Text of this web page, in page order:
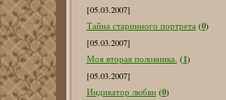
[05.03.2007]
Тайна старинного портрета (0)
[05.03.2007]
Моя вторая половинка. (1)
[05.03.2007]
Индикатор любви (0)